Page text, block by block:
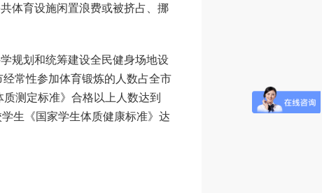
体育设施闲置浪费或被挤占、挪
规划和统筹建设全民健身场地设
常性参加体育锻炼的人数占全市
测定标准》合格以上人数达到
生《国家学生体质健康标准》达